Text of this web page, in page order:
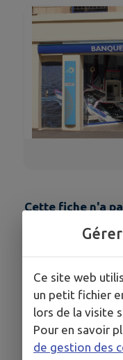
Cette fiche n'a
COORDONNÉES
rue du 14 juin
02.61.55.00.30
Ce site web
un petit fichier
lors de la visite
Pour en savoir
de gestion des